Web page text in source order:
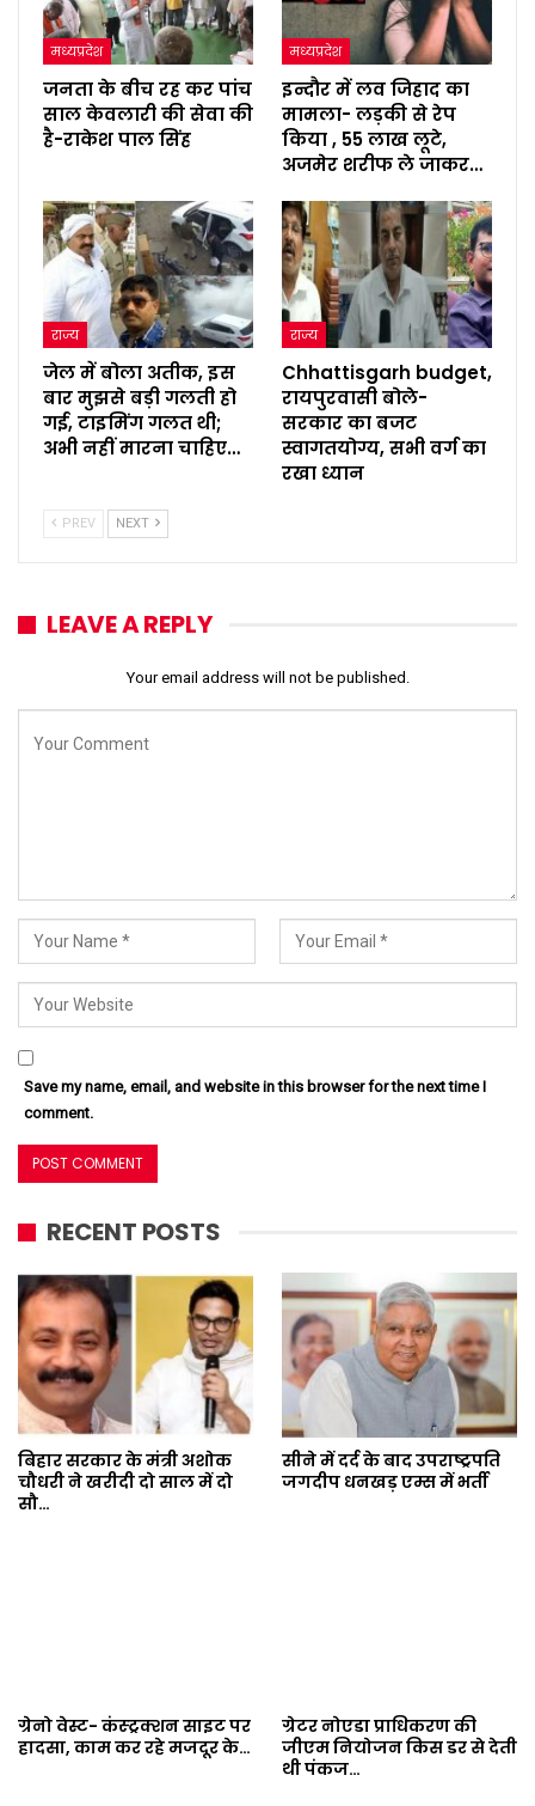
मध्यप्रदेश
जनता के बीच रह कर पांच
साल केवलारी की सेवा की
है-राकेश पाल सिंह
मध्यप्रदेश
इन्दौर में लव जिहाद का
मामला- लड़की से रेप
किया , 55 लाख लूटे,
अजमेर शरीफ ले जाकर…
राज्य
जेल में बोला अतीक, इस
बार मुझसे बड़ी गलती हो
गई, टाइमिंग गलत थी;
अभी नहीं मारना चाहिए…
राज्य
Chhattisgarh budget,
रायपुरवासी बोले-
सरकार का बजट
स्वागतयोग्य, सभी वर्ग का
रखा ध्यान
PREV NEXT
LEAVE A REPLY
Your email address will not be published.
Save my name, email, and website in this browser for the next time I
comment.
RECENT POSTS
बिहार सरकार के मंत्री अशोक
चौधरी ने खरीदी दो साल में दो
सौ…
सीने में दर्द के बाद उपराष्ट्रपति
जगदीप धनखड़ एम्स में भर्ती
ग्रेनो वेस्ट- कंस्ट्रक्शन साइट पर
हादसा, काम कर रहे मजदूर के…
ग्रेटर नोएडा प्राधिकरण की
जीएम नियोजन किस डर से देती
थी पंकज…